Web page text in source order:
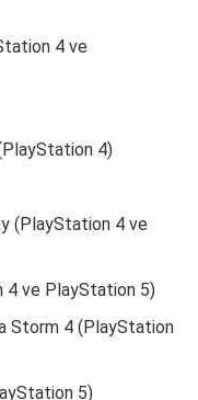
4 ve
4)
(PlayStation 4 ve
4 ve PlayStation 5)
Storm 4 (PlayStation
5)